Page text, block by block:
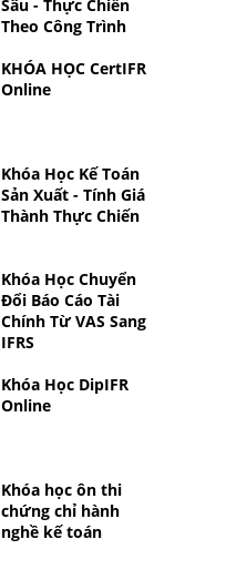
Sâu - Thực Chiến
Theo Công Trình
KHÓA HỌC CertIFR
Online
Khóa Học Kế Toán
Sản Xuất - Tính Giá
Thành Thực Chiến
Khóa Học Chuyển
Đổi Báo Cáo Tài
Chính Từ VAS Sang
IFRS
Khóa Học DipIFR
Online
Khóa học ôn thi
chứng chỉ hành
nghề kế toán